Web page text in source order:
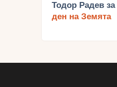
Тодор Радев за
ден на Земята